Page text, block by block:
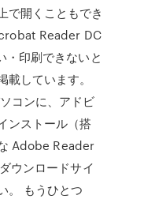
で開くこともでき
Reader DC
・印刷できないと
しています。
コンに、アドビ
ンストール（搭
Adobe Reader
ウンロードサイ
。 もうひとつ